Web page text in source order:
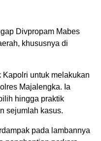
Divpropam Mabes
khususnya di
Kapolri untuk melakukan
Majalengka. Ia
hingga praktik
sejumlah kasus.
pada lambannya